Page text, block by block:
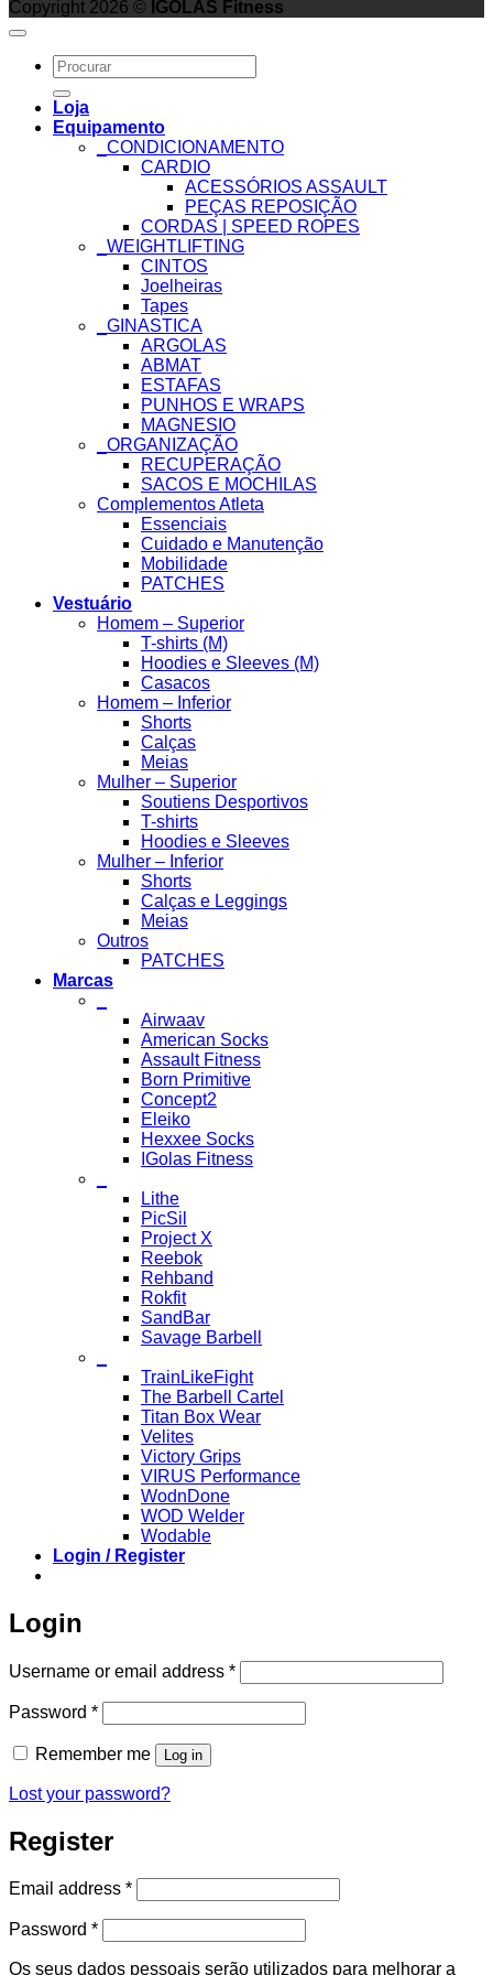
Copyright 2026 © IGOLAS Fitness
Search
for:
Loja
Equipamento
_CONDICIONAMENTO
CARDIO
ACESSÓRIOS ASSAULT
PEÇAS REPOSIÇÃO
CORDAS | SPEED ROPES
_WEIGHTLIFTING
CINTOS
Joelheiras
Tapes
_GINASTICA
ARGOLAS
ABMAT
ESTAFAS
PUNHOS E WRAPS
MAGNESIO
_ORGANIZAÇÃO
RECUPERAÇÃO
SACOS E MOCHILAS
Complementos Atleta
Essenciais
Cuidado e Manutenção
Mobilidade
PATCHES
Vestuário
Homem – Superior
T-shirts (M)
Hoodies e Sleeves (M)
Casacos
Homem – Inferior
Shorts
Calças
Meias
Mulher – Superior
Soutiens Desportivos
T-shirts
Hoodies e Sleeves
Mulher – Inferior
Shorts
Calças e Leggings
Meias
Outros
PATCHES
Marcas
Airwaav
American Socks
Assault Fitness
Born Primitive
Concept2
Eleiko
Hexxee Socks
IGolas Fitness
Lithe
PicSil
Project X
Reebok
Rehband
Rokfit
SandBar
Savage Barbell
TrainLikeFight
The Barbell Cartel
Titan Box Wear
Velites
Victory Grips
VIRUS Performance
WodnDone
WOD Welder
Wodable
Login / Register
Login
Username or email address *Required
Password *Required
Remember me Log in
Lost your password?
Register
Email address *Required
Password *Required
Os seus dados pessoais serão utilizados para melhorar a